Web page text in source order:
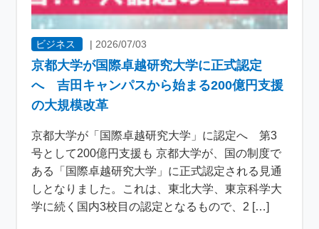
ビジネス | 2026/07/03
京都大学が国際卓越研究大学に正式認定
へ 吉田キャンパスから始まる200億円支援
の大規模改革
京都大学が「国際卓越研究大学」に認定へ 第3
号として200億円支援も 京都大学が、国の制度で
ある「国際卓越研究大学」に正式認定される見通
しとなりました。これは、東北大学、東京科学大
学に続く国内3校目の認定となるもので、2 […]